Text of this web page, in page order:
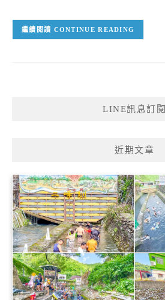
CONTINUE READING
LINE訊息訂閱
近期文章